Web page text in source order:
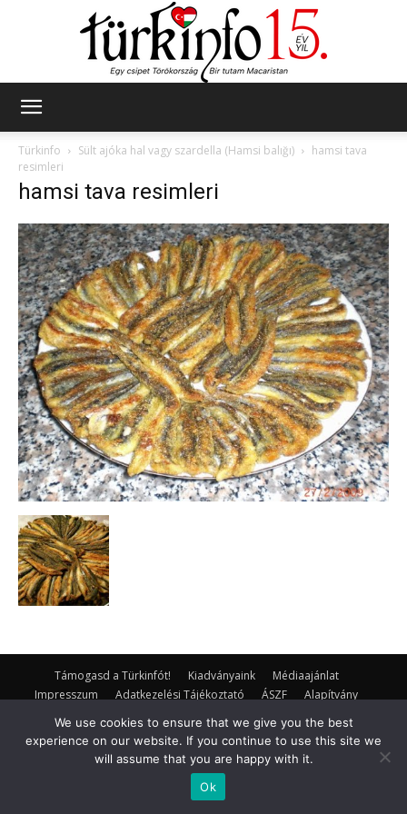
Türkinfo
Sült ajóka hal vagy szardella (Hamsi balığı)
hamsi tava
resimleri
hamsi tava resimleri
Támogasd a Türkinfót! Kiadványaink
Médiaajánlat
Impresszum
Adatkezelési Tájékoztató ÁSZF
Alapítvány
© Turkinfo.hu 2020
We use cookies to ensure that we give you the best
experience on our website. If you continue to use this site we
will assume that you are happy with it.
Ok